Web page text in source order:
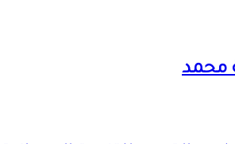
محمد